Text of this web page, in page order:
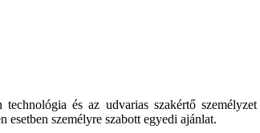
és az udvarias szakértő
személyre szabott egyedi ajánlat.